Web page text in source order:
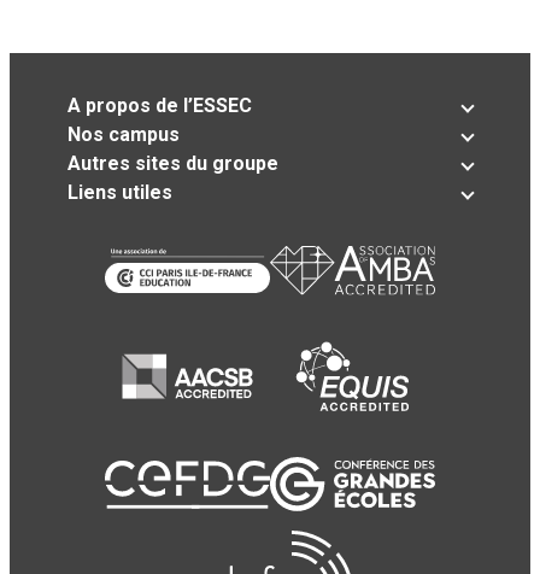
A propos de l’ESSEC
Nos campus
Autres sites du groupe
Liens utiles